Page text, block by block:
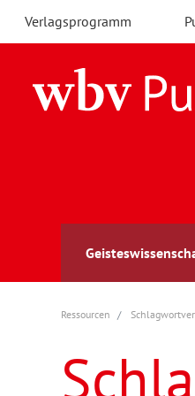
Verlagsprogramm
Archäologie
Berufs- und
Arbeitsmarktforschung
Außenwirtschaft
berufsbildung
Ressourcen